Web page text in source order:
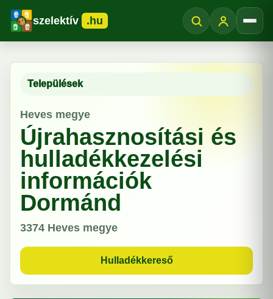
szelektív .hu
Települések
Heves megye
Újrahasznosítási és
hulladékkezelési
információk
Dormánd
3374 Heves megye
Hulladékkereső